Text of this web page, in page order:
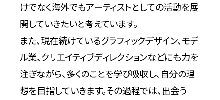
けでなく海外でもアーティストとしての活動を展
開していきたいと考えています。
また、現在続けているグラフィックデザイン、モデ
ル業、クリエイティブディレクションなどにも力を
注ぎながら、多くのことを学び吸収し、自分の理
想を目指していきます。その過程では、出会う